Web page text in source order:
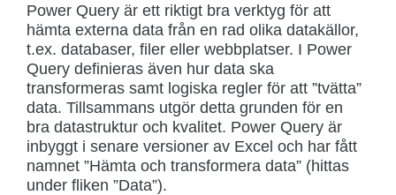
Power Query är ett riktigt bra verktyg för att
hämta externa data från en rad olika datakällor,
t.ex. databaser, filer eller webbplatser. I Power
Query definieras även hur data ska
transformeras samt logiska regler för att ”tvätta”
data. Tillsammans utgör detta grunden för en
bra datastruktur och kvalitet. Power Query är
inbyggt i senare versioner av Excel och har fått
namnet ”Hämta och transformera data” (hittas
under fliken ”Data”).